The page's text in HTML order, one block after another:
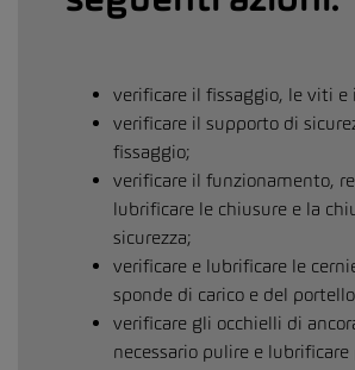
verificare il fissaggio, le viti e
verificare il supporto di
fissaggio;
verificare il funzionamento,
lubrificare le chiusure e la
sicurezza;
verificare e lubrificare le
sponde di carico e del
verificare gli occhielli di
necessario pulire e